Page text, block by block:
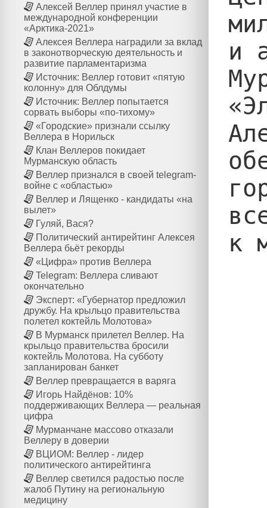
Алексей Веллер принял участие в
международной конференции
«Арктика-2021»
Алексея Веллера наградили за вклад
в законотворческую деятельность и
развитие парламентаризма
Источник: Веллер готовит «пятую
колонну» для Облдумы
Источник: Веллер попытается
сорвать выборы «по-тихому»
«Городские» признали ссылку
Веллера в Норильск
Клан Веллеров покидает
Мурманскую область
Веллер признался в своей telegram-
войне с «областью»
Веллер и Лященко - кандидаты «на
вылет»
Гуляй, Вася?
Политический антирейтинг Алексея
Веллера бьёт рекорды
«Цифра» против Веллера
Telegram: Веллера сливают
окончательно
Эксперт: «Губернатор предложил
дружбу. На крыльцо правительства
полетел коктейль Молотова»
В Мурманск прилетел Веллер. На
крыльцо правительства бросили
коктейль Молотова. На субботу
запланирован банкет
Веллер превращается в варяга
Игорь Найдёнов: 10%
поддерживающих Веллера — реальная
цифра
Мурманчане массово отказали
Веллеру в доверии
ВЦИОМ: Веллер - лидер
политического антирейтинга
Веллер светился радостью после
жалоб Путину на региональную
медицину
и
к